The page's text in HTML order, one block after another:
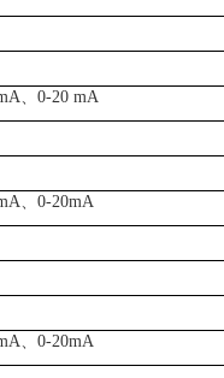
、0-20 mA
、0-20mA
、0-20mA